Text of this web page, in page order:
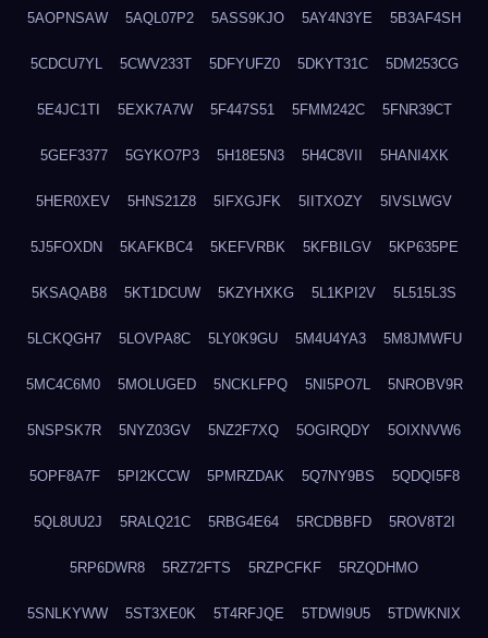
5AOPNSAW 5AQL07P2 5ASS9KJO 5AY4N3YE 5B3AF4SH
5CDCU7YL 5CWV233T 5DFYUFZ0 5DKYT31C 5DM253CG
5E4JC1TI 5EXK7A7W 5F447S51 5FMM242C 5FNR39CT
5GEF3377 5GYKO7P3 5H18E5N3 5H4C8VII 5HANI4XK
5HER0XEV 5HNS21Z8 5IFXGJFK 5IITXOZY 5IVSLWGV
5J5FOXDN 5KAFKBC4 5KEFVRBK 5KFBILGV 5KP635PE
5KSAQAB8 5KT1DCUW 5KZYHXKG 5L1KPI2V 5L515L3S
5LCKQGH7 5LOVPA8C 5LY0K9GU 5M4U4YA3 5M8JMWFU
5MC4C6M0 5MOLUGED 5NCKLFPQ 5NI5PO7L 5NROBV9R
5NSPSK7R 5NYZ03GV 5NZ2F7XQ 5OGIRQDY 5OIXNVW6
5OPF8A7F 5PI2KCCW 5PMRZDAK 5Q7NY9BS 5QDQI5F8
5QL8UU2J 5RALQ21C 5RBG4E64 5RCDBBFD 5ROV8T2I
5RP6DWR8 5RZ72FTS 5RZPCFKF 5RZQDHMO
5SNLKYWW 5ST3XE0K 5T4RFJQE 5TDWI9U5 5TDWKNIX